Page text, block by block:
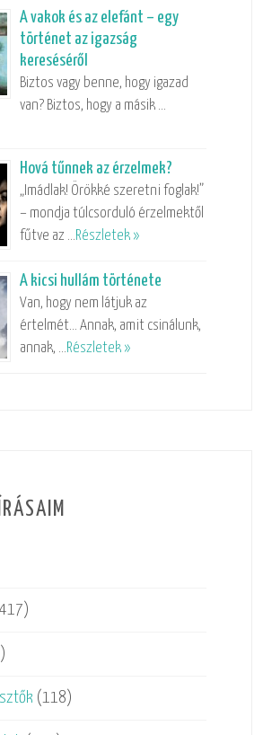
A vakok és az elefánt – egy
történet az igazság
kereséséről
Biztos vagy benne, hogy igazad
van? Biztos, hogy a másik …
Hová tűnnek az érzelmek?
„Imádlak! Örökké szeretni foglak!”
– mondja túlcsorduló érzelmektől
fűtve az …Részletek »
A kicsi hullám története
Van, hogy nem látjuk az
értelmét… Annak, amit csinálunk,
annak, …Részletek »
(118)